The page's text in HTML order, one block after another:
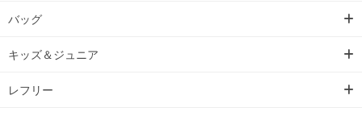
バッグ
キッズ＆ジュニア
レフリー